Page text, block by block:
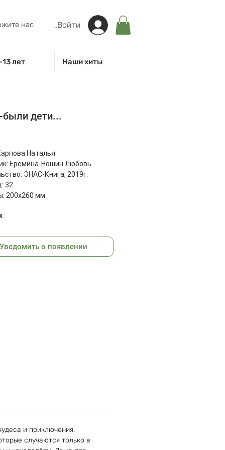
нас Войти
13 лет Наши хиты
дети...
Наталья
Еремина-Ношин Любовь
ЭНАС-Книга, 2019г.
32
200x260 мм
Уведомить о появлении
и приключения.
случаются только в